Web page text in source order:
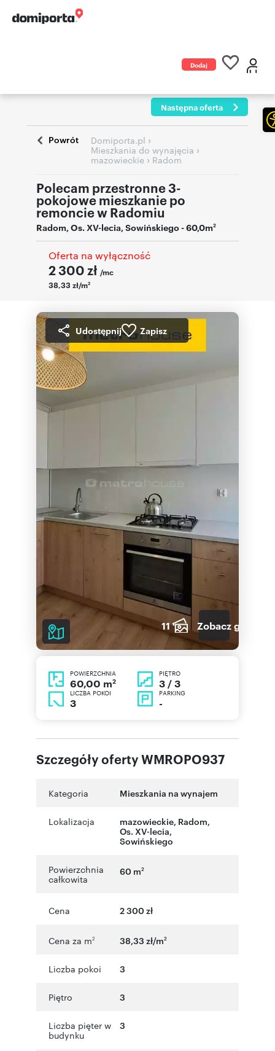
Dodaj
Następna oferta
Powrót Domiporta.pl ›
Mieszkania do wynajęcia ›
mazowieckie › Radom
Polecam przestronne 3-
pokojowe mieszkanie po
remoncie w Radomiu
Radom,Os. XV-lecia,Sowińskiego- 60,0m2
Oferta na wyłączność
2 300 zł /mc
38,33 zł/m2
Udostępnij Zapisz
11 Zobacz galerię
POWIERZCHNIA
60,00 m2
PIĘTRO
3 / 3
LICZBA POKOI
3
PARKING
-
Szczegóły oferty WMROPO937
Kategoria Mieszkania na wynajem
Lokalizacja mazowieckie, Radom,
Os. XV-lecia,
Sowińskiego
Powierzchnia
całkowita
60 m2
Cena 2 300 zł
Cena za m2 38,33 zł/m2
Liczba pokoi 3
Piętro 3
Liczba pięter w
budynku
3